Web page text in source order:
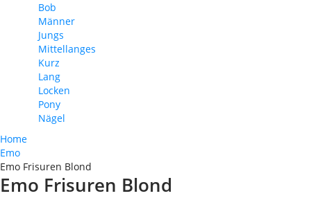
Bob
Männer
Jungs
Mittellanges
Kurz
Lang
Locken
Pony
Nägel
Home
Emo
Emo Frisuren Blond
Emo Frisuren Blond